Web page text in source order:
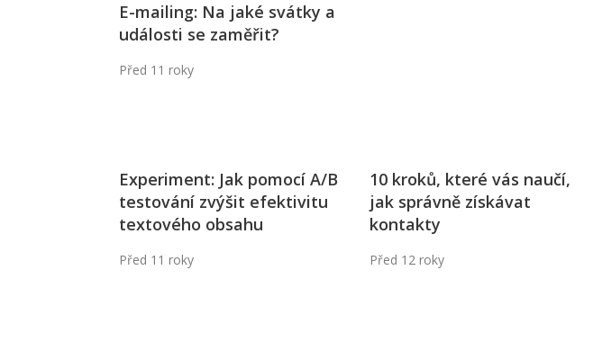
E-mailing: Na jaké svátky a
události se zaměřit?
Před 11 roky
Experiment: Jak pomocí A/B
testování zvýšit efektivitu
textového obsahu
Před 11 roky
10 kroků, které vás naučí,
jak správně získávat
kontakty
Před 12 roky